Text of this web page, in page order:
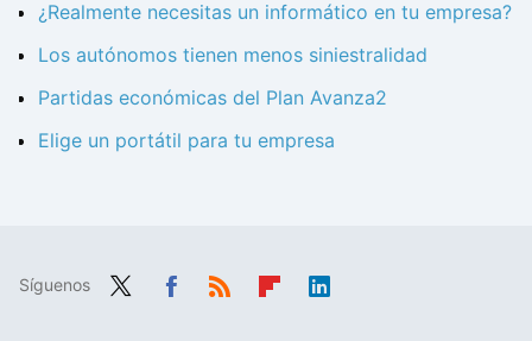
¿Realmente necesitas un informático en tu empresa?
Los autónomos tienen menos siniestralidad
Partidas económicas del Plan Avanza2
Elige un portátil para tu empresa
Síguenos